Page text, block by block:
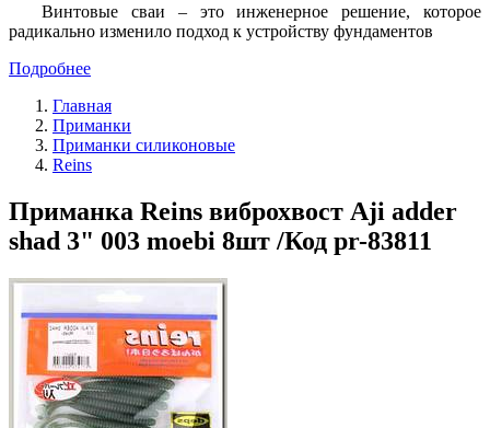
Винтовые сваи – это инженерное решение, которое
радикально изменило подход к устройству фундаментов
Подробнее
Главная
Приманки
Приманки силиконовые
Reins
Приманка Reins виброхвост Aji adder
shad 3" 003 moebi 8шт /Код pr-83811